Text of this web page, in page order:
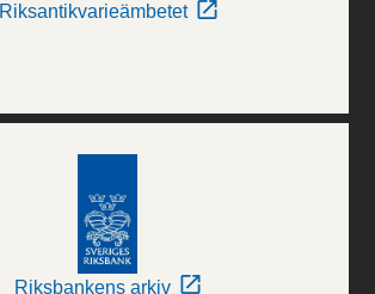
Riksantikvarieämbetet
Riksbankens arkiv